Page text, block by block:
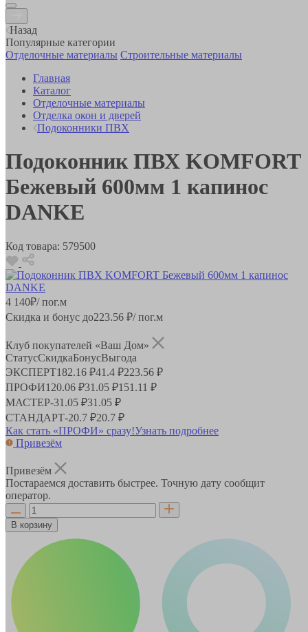
Назад
Популярные категории
Отделочные материалы Строительные материалы
Главная
Каталог
Отделочные материалы
Отделка окон и дверей
Подоконники ПВХ
Подоконник ПВХ KOMFORT
Бежевый 600мм 1 капинос
DANKE
Код товара: 579500
4 140₽/ пог.м
Скидка и бонус до223.56 ₽/ пог.м
Клуб покупателей «Ваш Дом»
СтатусСкидкаБонусВыгода
ЭКСПЕРТ182.16 ₽41.4 ₽223.56 ₽
ПРОФИ120.06 ₽31.05 ₽151.11 ₽
МАСТЕР-31.05 ₽31.05 ₽
СТАНДАРТ-20.7 ₽20.7 ₽
Как стать «ПРОФИ» сразу!Узнать подробнее
Привезём
Привезём
Постараемся доставить быстрее. Точную дату сообщит
оператор.
В корзину